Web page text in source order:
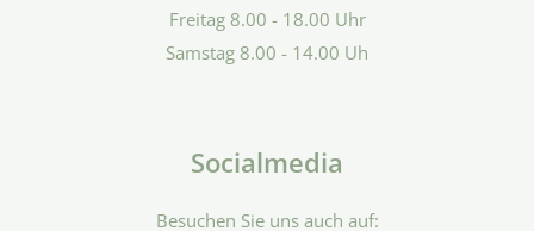
Freitag 8.00 - 18.00 Uhr
Samstag 8.00 - 14.00 Uh
Socialmedia
Besuchen Sie uns auch auf: